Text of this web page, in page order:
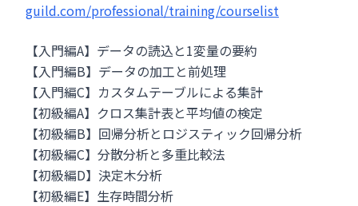
guild.com/professional/training/courselist
【入門編A】データの読込と1変量の要約
【入門編B】データの加工と前処理
【入門編C】カスタムテーブルによる集計
【初級編A】クロス集計表と平均値の検定
【初級編B】回帰分析とロジスティック回帰分析
【初級編C】分散分析と多重比較法
【初級編D】決定木分析
【初級編E】生存時間分析